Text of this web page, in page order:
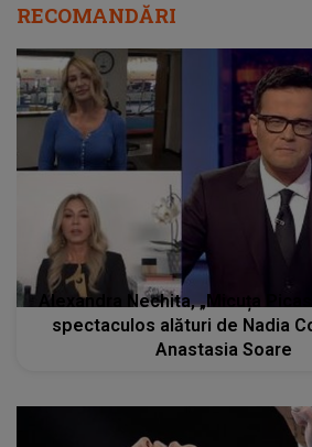
RECOMANDĂRI
Alexandra Nechita, „Micuța
spectaculos alături de Nadia
Anastasia Soare